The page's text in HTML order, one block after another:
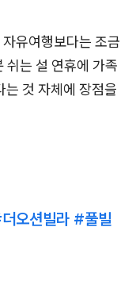
유여행보다는 조금
쉬는 설 연휴에 가족
는 것 자체에 장점을
오션빌라 #풀빌